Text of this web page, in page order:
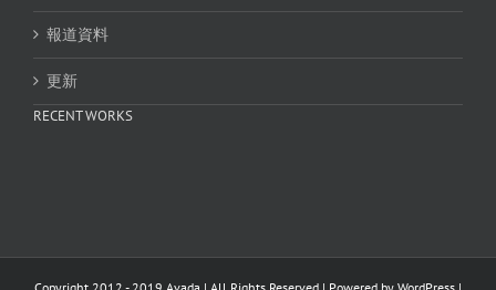
報道資料
更新
RECENT WORKS